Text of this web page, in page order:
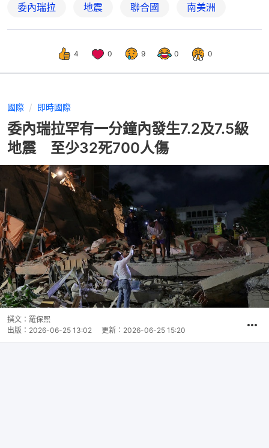
委內瑞拉 地震 聯合國 南美洲
4 0 9 0 0
國際 即時國際
委內瑞拉罕有一分鐘內發生7.2及7.5級
地震 至少32死700人傷
撰文： 羅保熙
出版： 2026-06-25 13:02 更新： 2026-06-25 15:20